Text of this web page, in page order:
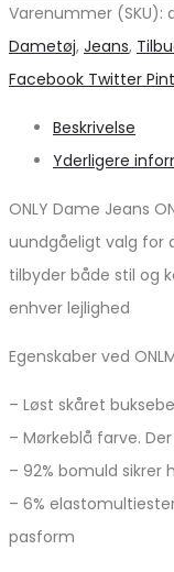
Varenummer (SKU):
Dametøj, Jeans,
Share
Facebook Twitter
Beskrivelse
Yderligere
ONLY Dame Jeans
uundgåeligt valg for
tilbyder både stil og
enhver lejlighed
Egenskaber ved
– Løst skåret
– Mørkeblå farve.
– 92% bomuld
– 6%
pasform